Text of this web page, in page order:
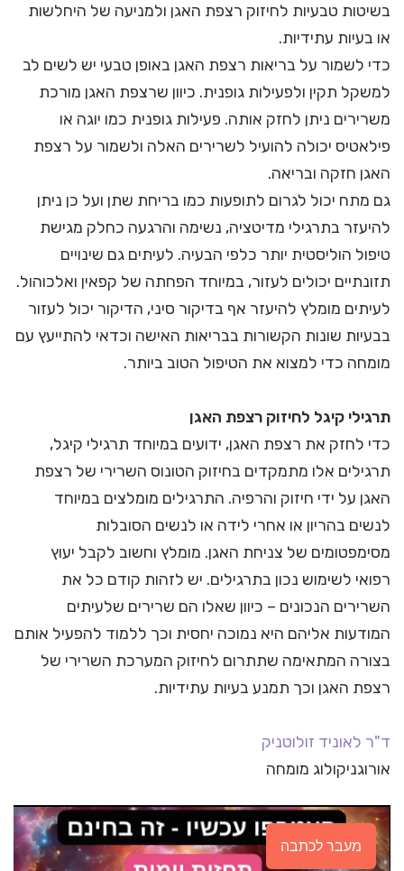
בשיטות טבעיות לחיזוק רצפת האגן ולמניעה של היחלשות
או בעיות עתידיות.
כדי לשמור על בריאות רצפת האגן באופן טבעי יש לשים לב
למשקל תקין ולפעילות גופנית. כיוון שרצפת האגן מורכת
משרירים ניתן לחזק אותה. פעילות גופנית כמו יוגה או
פילאטיס יכולה להועיל לשרירים האלה ולשמור על רצפת
האגן חזקה ובריאה.
גם מתח יכול לגרום לתופעות כמו בריחת שתן ועל כן ניתן
להיעזר בתרגילי מדיטציה, נשימה והרגעה כחלק מגישת
טיפול הוליסטית יותר כלפי הבעיה. לעיתים גם שינויים
תזונתיים יכולים לעזור, במיוחד הפחתה של קפאין ואלכוהול.
לעיתים מומלץ להיעזר אף בדיקור סיני, הדיקור יכול לעזור
בבעיות שונות הקשורות בבריאות האישה וכדאי להתייעץ עם
מומחה כדי למצוא את הטיפול הטוב ביותר.
תרגילי קיגל לחיזוק רצפת האגן
כדי לחזק את רצפת האגן, ידועים במיוחד תרגילי קיגל,
תרגילים אלו מתמקדים בחיזוק הטונוס השרירי של רצפת
האגן על ידי חיזוק והרפיה. התרגילים מומלצים במיוחד
לנשים בהריון או אחרי לידה או לנשים הסובלות
מסימפטומים של צניחת האגן. מומלץ וחשוב לקבל יעוץ
רפואי לשימוש נכון בתרגילים. יש לזהות קודם כל את
השרירים הנכונים – כיוון שאלו הם שרירים שלעיתים
המודעות אליהם היא נמוכה יחסית וכך ללמוד להפעיל אותם
בצורה המתאימה שתתרום לחיזוק המערכת השרירי של
רצפת האגן וכך תמנע בעיות עתידיות.
ד"ר לאוניד זולוטניק
אורוגניקולוג מומחה
מעבר לכתבה